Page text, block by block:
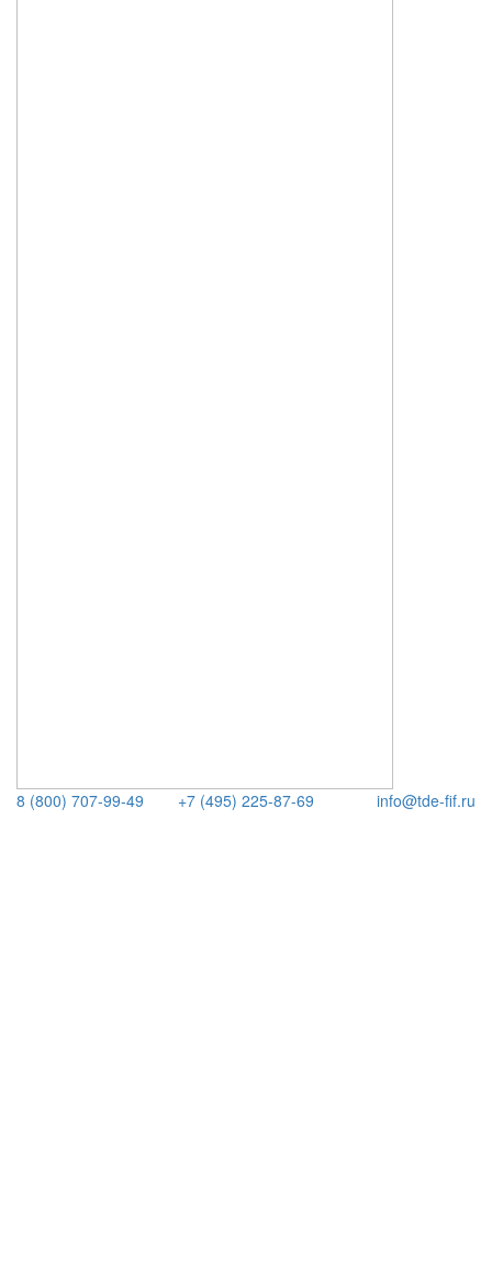
8 (800) 707-99-49 +7 (495) 225-87-69 info@tde-fif.ru